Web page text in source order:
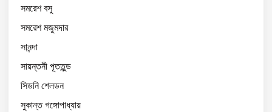
সমরেশ বসু
সমরেশ মজুমদার
সানন্দা
সায়ন্তনী পূততুন্ড
সিডনি শেলডন
সুকান্ত গঙ্গোপাধ্যায়